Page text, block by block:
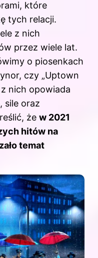
które
tych relacji.
z nich
przez wiele lat.
o piosenkach
czy „Uptown
nich opowiada
sile oraz
że w 2021
hitów na
temat